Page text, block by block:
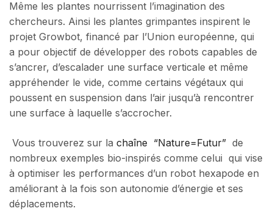
Même les plantes nourrissent l’imagination des
chercheurs. Ainsi les plantes grimpantes inspirent le
projet Growbot, financé par l’Union européenne, qui
a pour objectif de développer des robots capables de
s’ancrer, d’escalader une surface verticale et même
appréhender le vide, comme certains végétaux qui
poussent en suspension dans l’air jusqu’à rencontrer
une surface à laquelle s’accrocher.
Vous trouverez sur la chaîne “Nature=Futur” de
nombreux exemples bio-inspirés comme celui qui vise
à optimiser les performances d’un robot hexapode en
améliorant à la fois son autonomie d’énergie et ses
déplacements.